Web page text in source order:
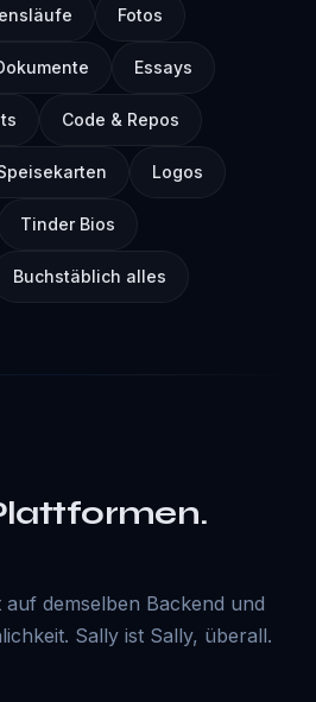
Fotos
Essays
Code & Repos
Logos
Tinder Bios
Buchstäblich alles
demselben Backend und
Sally ist Sally, überall.